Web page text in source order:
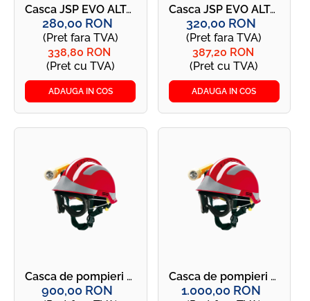
Casca JSP EVO ALTA Baseworker ARA170-000-100 alba
280,00 RON
(Pret fara TVA)
338,80 RON
(Pret cu TVA)
ADAUGA IN COS
Casca JSP EVO ALTA Dualswitch ARD170-400-100 alba
320,00 RON
(Pret fara TVA)
387,20 RON
(Pret cu TVA)
ADAUGA IN COS
Casca de pompieri fara benzi reflectorizante, cu suport de lanterna si ochelari MSA F2 X-TREM Rosie - DISCOUNT 50%
900,00 RON
Casca de pompieri cu suport de lanterna si ochelari MSA F2 X-TREM Rosie - DISCOUNT 50%
1.000,00 RON